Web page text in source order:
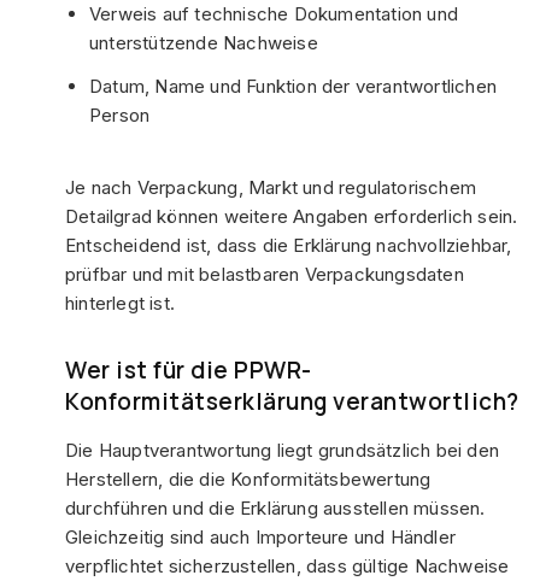
Verweis auf technische Dokumentation und
unterstützende Nachweise
Datum, Name und Funktion der verantwortlichen
Person
Je nach Verpackung, Markt und regulatorischem
Detailgrad können weitere Angaben erforderlich sein.
Entscheidend ist, dass die Erklärung nachvollziehbar,
prüfbar und mit belastbaren Verpackungsdaten
hinterlegt ist.
Wer ist für die PPWR-
Konformitätserklärung verantwortlich?
Die Hauptverantwortung liegt grundsätzlich bei den
Herstellern, die die Konformitätsbewertung
durchführen und die Erklärung ausstellen müssen.
Gleichzeitig sind auch Importeure und Händler
verpflichtet sicherzustellen, dass gültige Nachweise